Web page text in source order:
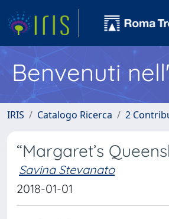
Benvenuti
IRIS Catalogo Ricerca 2
“Margaret’s
Savina Stevanato
2018-01-01